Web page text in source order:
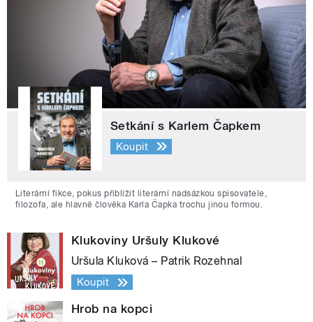
Setkání s Karlem Čapkem
Koupit
Literární fikce, pokus přiblížit literární nadsázkou spisovatele,
filozofa, ale hlavně člověka Karla Čapka trochu jinou formou.
Klukoviny Uršuly Klukové
Uršula Kluková – Patrik Rozehnal
Koupit
Hrob na kopci